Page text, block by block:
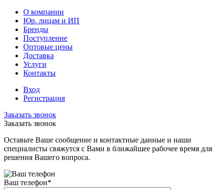
О компании
Юр. лицам и ИП
Бренды
Поступление
Оптовые цены
Доставка
Услуги
Контакты
Вход
Регистрация
Заказать звонок
Заказать звонок
Оставьте Ваше сообщение и контактные данные и наши
специалисты свяжутся с Вами в ближайшее рабочее время для
решения Вашего вопроса.
Ваш телефон*